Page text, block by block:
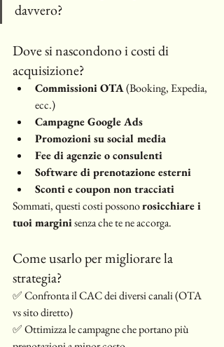
davvero?
Dove si nascondono i costi di
acquisizione?
Commissioni OTA (Booking, Expedia,
ecc.)
Campagne Google Ads
Promozioni su social media
Fee di agenzie o consulenti
Software di prenotazione esterni
Sconti e coupon non tracciati
Sommati, questi costi possono rosicchiare i
tuoi margini senza che te ne accorga.
Come usarlo per migliorare la
strategia?
✅ Confronta il CAC dei diversi canali (OTA
vs sito diretto)
✅ Ottimizza le campagne che portano più